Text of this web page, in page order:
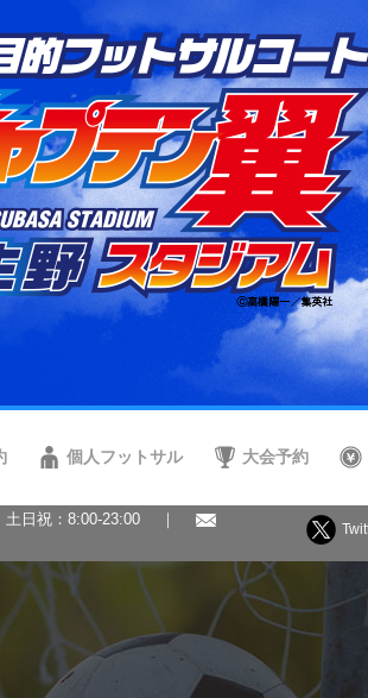
個人フットサル 大会予約
土日祝：8:00-23:00 ｜